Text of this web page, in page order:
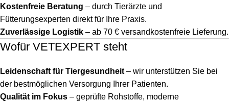
Kostenfreie Beratung – durch Tierärzte und
Fütterungsexperten direkt für Ihre Praxis.
Zuverlässige Logistik – ab 70 € versandkostenfreie Lieferung.
Wofür VETEXPERT steht
Leidenschaft für Tiergesundheit – wir unterstützen Sie bei
der bestmöglichen Versorgung Ihrer Patienten.
Qualität im Fokus – geprüfte Rohstoffe, moderne